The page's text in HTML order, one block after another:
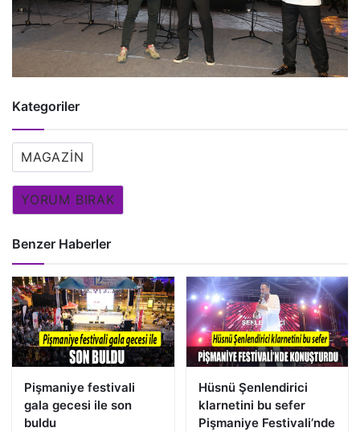
Kategoriler
MAGAZIN
YORUM BIRAK
Benzer Haberler
Pişmaniye festivali
gala gecesi ile son
buldu
Hüsnü Şenlendirici
klarnetini bu sefer
Pişmaniye Festivali’nde